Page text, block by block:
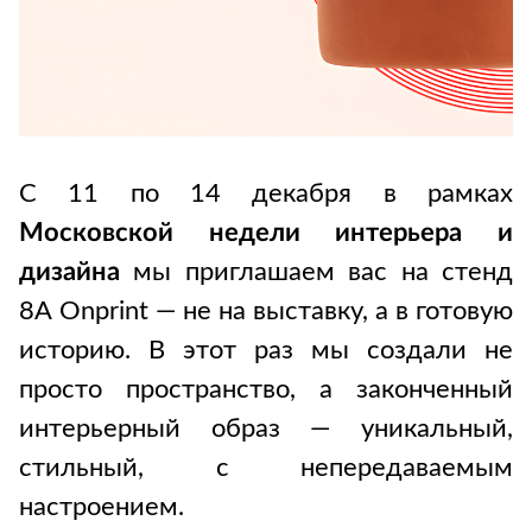
С 11 по 14 декабря в рамках
Московской недели интерьера и
дизайна мы приглашаем вас на стенд
8А Onprint — не на выставку, а в готовую
историю. В этот раз мы создали не
просто пространство, а законченный
интерьерный образ — уникальный,
стильный, с непередаваемым
настроением.